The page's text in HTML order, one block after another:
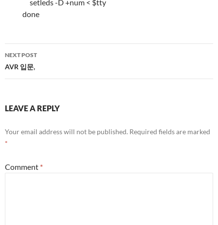
setleds -D +num < $tty
done
Post
navigation
NEXT POST
AVR 입문,
LEAVE A REPLY
Your email address will not be published. Required fields are marked
*
Comment *